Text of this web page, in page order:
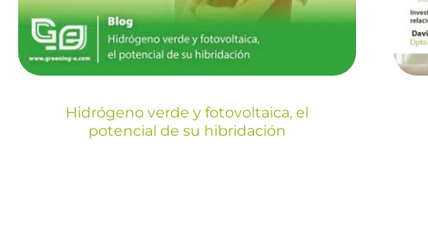
Blog
Hidrógeno verde y fotovoltaica, el
potencial de su hibridación